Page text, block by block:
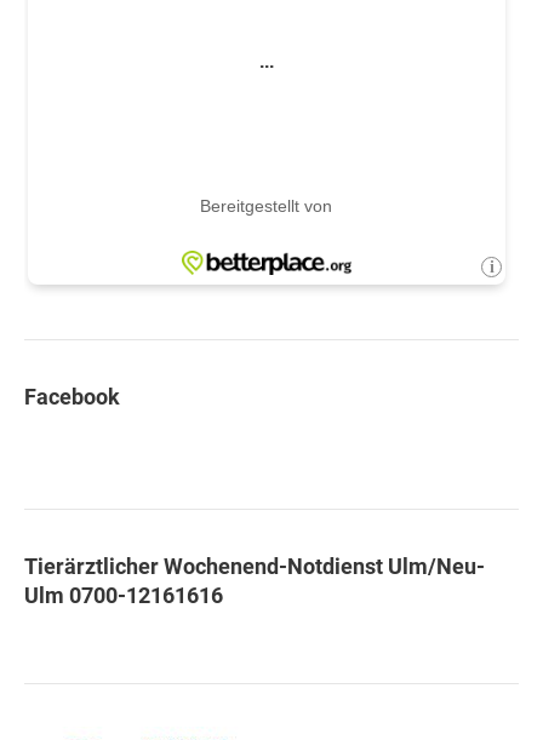
Facebook
Tierärztlicher Wochenend-Notdienst Ulm/Neu-
Ulm 0700-12161616